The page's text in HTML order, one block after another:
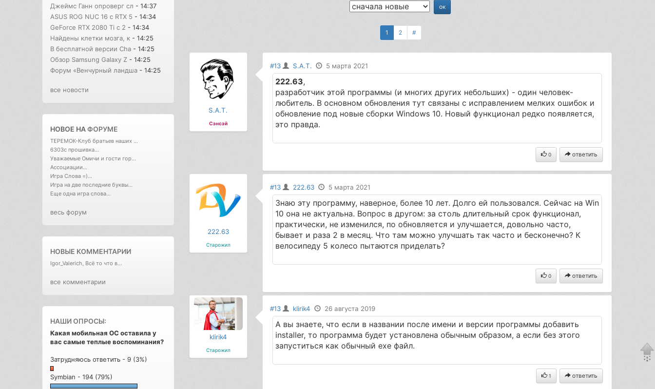
Джеймс Ганн опроверг сл - 14:37
ASUS ROG NUC 16 с RTX 5 - 14:34
GeForce RTX 2080 Ti с 2 - 14:34
Найдены клетки мозга, к - 14:25
В бесплатной версии Cha - 14:25
Обзор Samsung Galaxy Z - 14:25
Форум «Венчурный ландша - 14:25
все новости
НОВОЕ НАФОРУМЕ
ТЕРЕМОК-Клуб братьев наших ...
6303с прошивка...
Уважаемые Омичи и гости гор...
Ассоциации...
Игра Слова =)...
Игра на две последние буквы...
Еще одна игра слова...
весь форум
НОВЫЕ КОММЕНТАРИИ
Igor_Valerich, Всё то что в...
все комментарии
НАШИ ОПРОСЫ:
Какая мобильная ОС оставила у
вас самые теплые воспоминания?
Затрудняюсь ответить - 9 (3%)
Symbian - 194 (79%)
1 2 #
S.A.T.
Сэнсэй
#13 S.A.T. 5 марта 2021
222.63,
разработчик этой программы (и многих других небольших) - один человек-
любитель. В основном обновления тут связаны с исправлением мелких ошибок и
обновление под новые сборки Windows 10. Новый функционал редко появляется,
это правда.
0 ответить
222.63
Старожил
#13 222.63 5 марта 2021
Знаю эту программу, наверное, более 10 лет. Долго ей пользовался. Сейчас на Win
10 она не актуальна. Вопрос в другом: за столь длительный срок функционал,
практически, не изменился, по обновляется и улучшается, довольно часто,
бывает и раза 2 в месяц. Что там можно улучшать так часто и бесконечно? К
велосипеду 5 колесо пытаются приделать?
0 ответить
klirik4
Старожил
#13 klirik4 26 августа 2019
А вы знаете, что если в названии после имени и версии программы добавить
installer, то программа будет установлена обычным образом, а если без этого
запуститься как обычный exe файл.
1 ответить